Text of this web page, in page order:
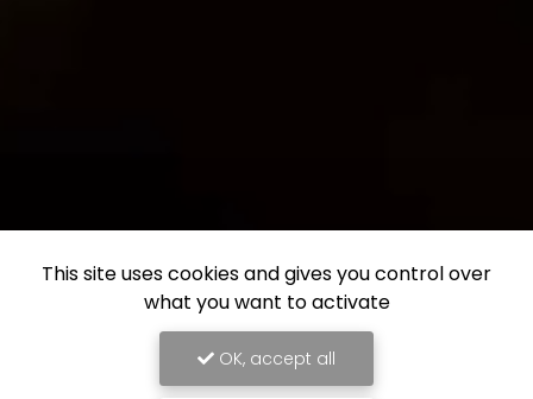
This site uses cookies and gives you control over
what you want to activate
OK, accept all